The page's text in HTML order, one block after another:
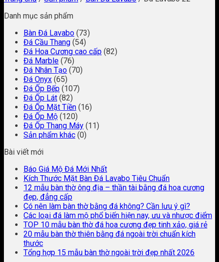
Danh mục sản phẩm
Bàn Đá Lavabo (73)
Đá Cầu Thang (54)
Đá Hoa Cương cao cấp (82)
Đá Marble (76)
Đá Nhân Tạo (70)
Đá Onyx (65)
Đá Ốp Bếp (107)
Đá Ốp Lát (82)
Đá Ốp Mặt Tiền (16)
Đá Ốp Mộ (120)
Đá Ốp Thang Máy (11)
Sản phẩm khác (0)
Bài viết mới
Báo Giá Mộ Đá Mới Nhất
Kích Thước Mặt Bàn Đá Lavabo Tiêu Chuẩn
12 mẫu bàn thờ ông địa – thần tài bằng đá hoa cương
đẹp, đẳng cấp
Có nên làm bàn thờ bằng đá không? Cần lưu ý gì?
Các loại đá làm mộ phổ biến hiện nay, ưu và nhược điểm
TOP 10 mẫu bàn thờ đá hoa cương đẹp tinh xảo, giá rẻ
20 mẫu bàn thờ thiên bằng đá ngoài trời chuẩn kích
thước
Tổng hợp 15 mẫu bàn thờ ngoài trời đẹp nhất 2026